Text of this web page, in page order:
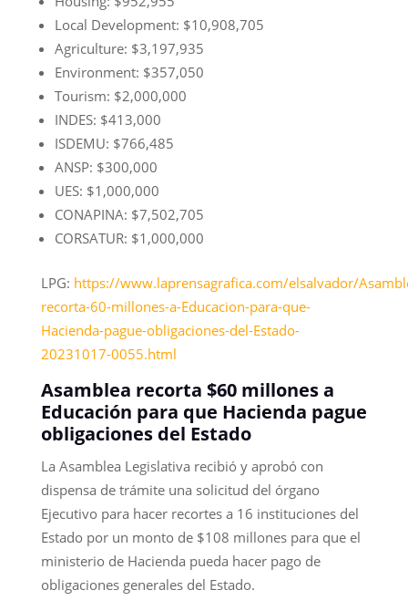
Local Development: $10,908,705
Agriculture: $3,197,935
Environment: $357,050
Tourism: $2,000,000
INDES: $413,000
ISDEMU: $766,485
ANSP: $300,000
UES: $1,000,000
CONAPINA: $7,502,705
CORSATUR: $1,000,000
LPG: https://www.laprensagrafica.com/elsalvador/
recorta-60-millones-a-Educacion-para-que-
Hacienda-pague-obligaciones-del-Estado-
20231017-0055.html
Asamblea recorta $60 millones a
Educación para que Hacienda pague
obligaciones del Estado
La Asamblea Legislativa recibió y aprobó con
dispensa de trámite una solicitud del órgano
Ejecutivo para hacer recortes a 16 instituciones del
Estado por un monto de $108 millones para que el
ministerio de Hacienda pueda hacer pago de
obligaciones generales del Estado.